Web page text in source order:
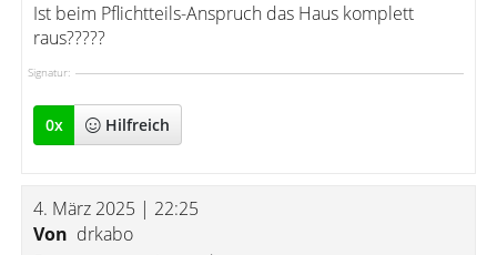
Ist beim Pflichtteils-Anspruch das Haus komplett
raus?????
Signatur:
0x Hilfreich
4. März 2025 | 22:25
Von drkabo